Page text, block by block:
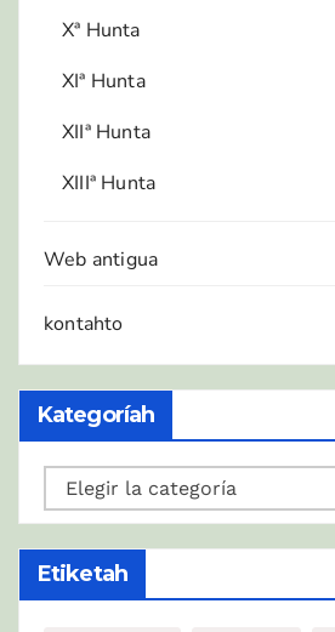
Xª Hunta
XIª Hunta
XIIª Hunta
XIIIª Hunta
Web antigua
kontahto
Kategoríah
Kategoríah
Etiketah